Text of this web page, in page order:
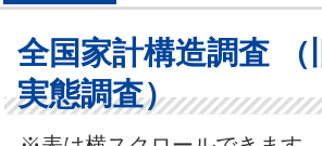
全国家計構造調査 （
実態調査）